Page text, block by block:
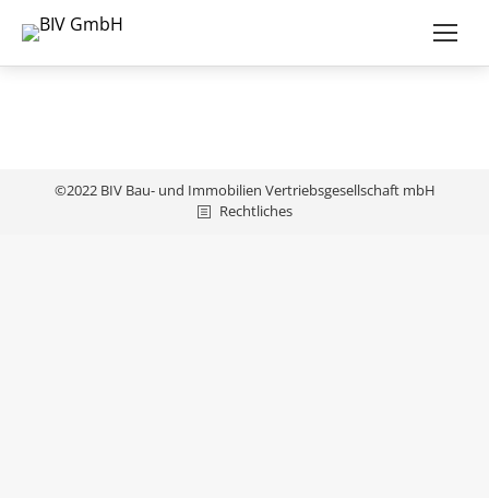
©2022 BIV Bau- und Immobilien Vertriebsgesellschaft mbH
Rechtliches